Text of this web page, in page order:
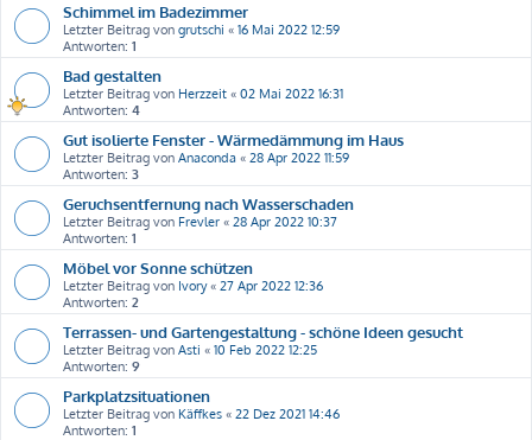
Schimmel im Badezimmer
Letzter Beitrag von grutschi « 16 Mai 2022 12:59
Antworten: 1
Bad gestalten
Letzter Beitrag von Herzzeit « 02 Mai 2022 16:31
Antworten: 4
Gut isolierte Fenster - Wärmedämmung im Haus
Letzter Beitrag von Anaconda « 28 Apr 2022 11:59
Antworten: 3
Geruchsentfernung nach Wasserschaden
Letzter Beitrag von Frevler « 28 Apr 2022 10:37
Antworten: 1
Möbel vor Sonne schützen
Letzter Beitrag von Ivory« 27 Apr 2022 12:36
Antworten: 2
Terrassen- und Gartengestaltung - schöne Ideen gesucht
Letzter Beitrag von Asti « 10 Feb 2022 12:25
Antworten: 9
Parkplatzsituationen
Letzter Beitrag von Käffkes « 22 Dez 2021 14:46
Antworten: 1